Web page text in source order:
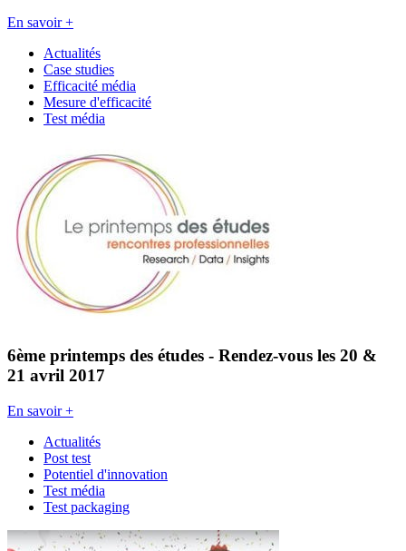
En savoir +
Actualités
Case studies
Efficacité média
Mesure d'efficacité
Test média
6ème printemps des études - Rendez-vous les 20 &
21 avril 2017
En savoir +
Actualités
Post test
Potentiel d'innovation
Test média
Test packaging